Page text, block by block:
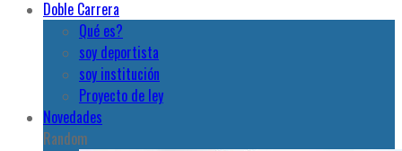
Doble Carrera
Qué es?
soy deportista
soy institución
Proyecto de ley
Novedades
Random